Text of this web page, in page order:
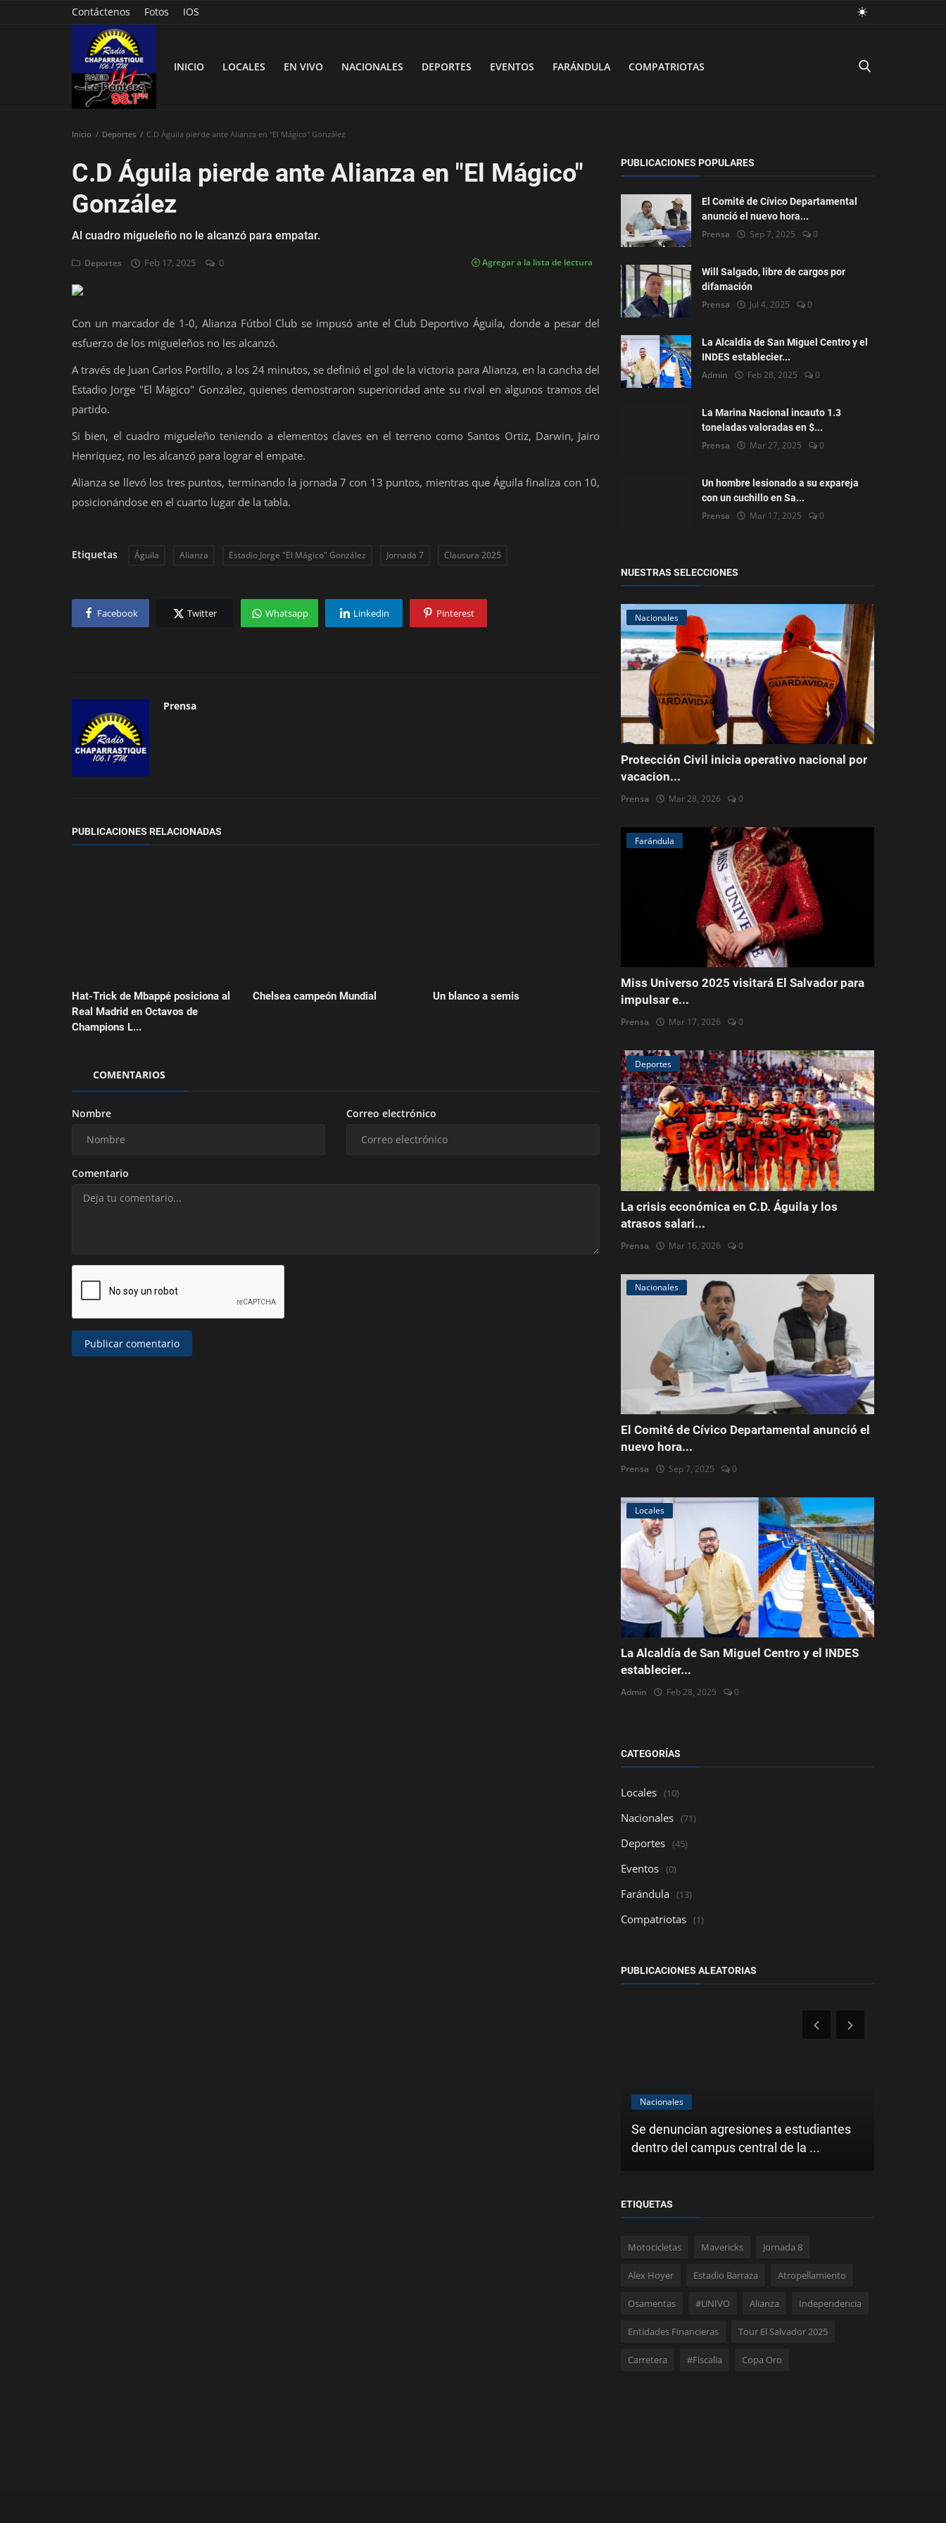
Contáctenos Fotos IOS
INICIO LOCALES EN VIVO NACIONALES DEPORTES EVENTOS FARÁNDULA COMPATRIOTAS
Compatriotas
Inicio Deportes C.D Águila pierde ante Alianza en "El Mágico" González
C.D Águila pierde ante Alianza en "El Mágico"
González
Al cuadro migueleño no le alcanzó para empatar.
Deportes Feb 17, 2025 0 Agregar a la lista de lectura
Con un marcador de 1-0, Alianza Fútbol Club se impusó ante el Club Deportivo Águila, donde a pesar del
esfuerzo de los migueleños no les alcanzó.
A través de Juan Carlos Portillo, a los 24 minutos, se definió el gol de la victoria para Alianza, en la cancha del
Estadio Jorge "El Mágico" González, quienes demostraron superioridad ante su rival en algunos tramos del
partido.
Si bien, el cuadro migueleño teniendo a elementos claves en el terreno como Santos Ortiz, Darwin, Jairo
Henríquez, no les alcanzó para lograr el empate.
Alianza se llevó los tres puntos, terminando la jornada 7 con 13 puntos, mientras que Águila finaliza con 10,
posicionándose en el cuarto lugar de la tabla.
Etiquetas Águila Alianza Estadio Jorge "El Mágico" González Jornada 7 Clausura 2025
Facebook Twitter Whatsapp Linkedin Pinterest
Prensa
PUBLICACIONES RELACIONADAS
Hat-Trick de Mbappé posiciona al
Real Madrid en Octavos de
Champions L...
Chelsea campeón Mundial Un blanco a semis
COMENTARIOS
Nombre Correo electrónico
Comentario
Publicar comentario
PUBLICACIONES POPULARES
El Comité de Cívico Departamental
anunció el nuevo hora...
Prensa Sep 7, 2025 0
Will Salgado, libre de cargos por
difamación
Prensa Jul 4, 2025 0
La Alcaldía de San Miguel Centro y el
INDES establecier...
Admin Feb 28, 2025 0
La Marina Nacional incauto 1.3
toneladas valoradas en $...
Prensa Mar 27, 2025 0
Un hombre lesionado a su expareja
con un cuchillo en Sa...
Prensa Mar 17, 2025 0
NUESTRAS SELECCIONES
Nacionales
Protección Civil inicia operativo nacional por
vacacion...
Prensa Mar 28, 2026 0
Farándula
Miss Universo 2025 visitará El Salvador para
impulsar e...
Prensa Mar 17, 2026 0
Deportes
La crisis económica en C.D. Águila y los
atrasos salari...
Prensa Mar 16, 2026 0
Nacionales
El Comité de Cívico Departamental anunció el
nuevo hora...
Prensa Sep 7, 2025 0
Locales
La Alcaldía de San Miguel Centro y el INDES
establecier...
Admin Feb 28, 2025 0
CATEGORÍAS
Locales (10)
Nacionales (71)
Deportes (45)
Eventos (0)
Farándula (13)
Compatriotas (1)
PUBLICACIONES ALEATORIAS
Nacionales
Se denuncian agresiones a estudiantes
dentro del campus central de la ...
ETIQUETAS
Motocicletas Mavericks Jornada 8
Alex Hoyer Estadio Barraza Atropellamiento
Osamentas #UNIVO Alianza Independencia
Entidades Financieras Tour El Salvador 2025
Carretera #Fiscalia Copa Oro